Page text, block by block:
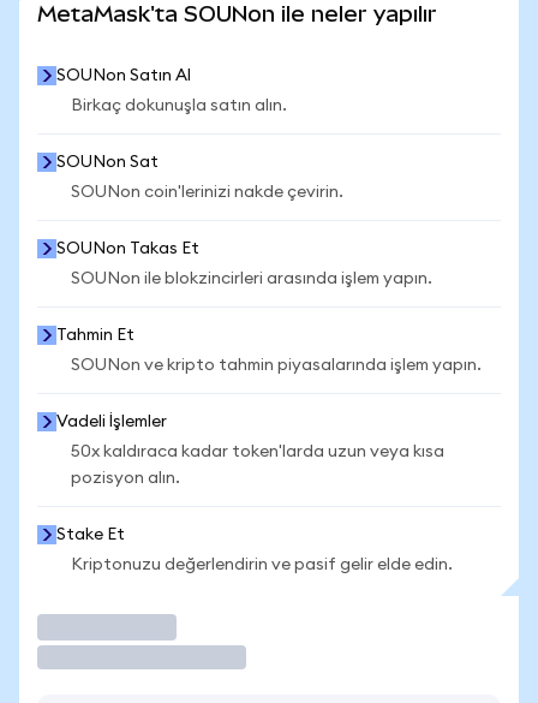
MetaMask'ta SOUNon ile neler yapılır
SOUNon Satın Al
Birkaç dokunuşla satın alın.
SOUNon Sat
SOUNon coin'lerinizi nakde çevirin.
SOUNon Takas Et
SOUNon ile blokzincirleri arasında işlem yapın.
Tahmin Et
SOUNon ve kripto tahmin piyasalarında işlem yapın.
Vadeli İşlemler
50x kaldıraca kadar token'larda uzun veya kısa
pozisyon alın.
Stake Et
Kriptonuzu değerlendirin ve pasif gelir elde edin.